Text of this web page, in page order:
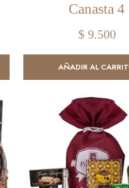
Canasta 4
$9.500
AÑADIR AL